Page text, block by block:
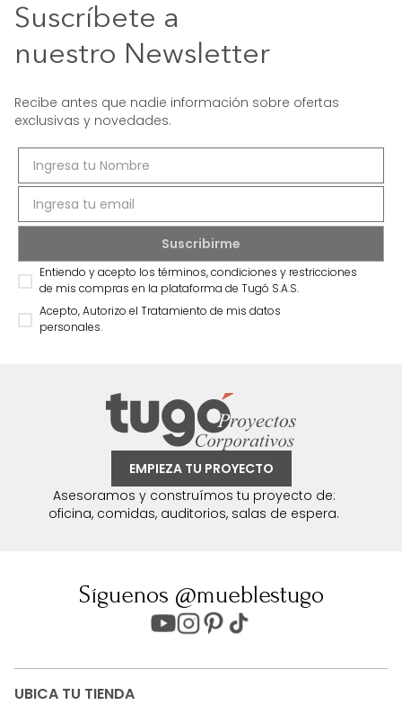
Suscríbete a
nuestro Newsletter
Recibe antes que nadie información sobre ofertas
exclusivas y novedades.
Entiendo y acepto los términos, condiciones y restricciones
de mis compras en la plataforma de Tugó S.A.S.
Acepto, Autorizo el Tratamiento de mis datos
personales.
EMPIEZA TU PROYECTO
Asesoramos y construímos tu proyecto de:
oficina, comidas, auditorios, salas de espera.
Síguenos @mueblestugo
UBICA TU TIENDA